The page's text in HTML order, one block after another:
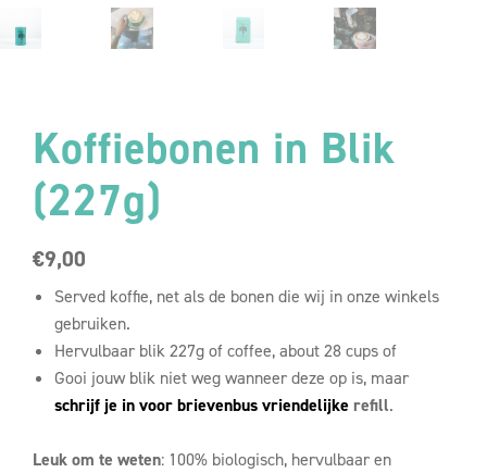
Koffiebonen in Blik
(227g)
€9,00
Served koffie, net als de bonen die wij in onze winkels
gebruiken.
Hervulbaar blik 227g of coffee, about 28 cups of
Gooi jouw blik niet weg wanneer deze op is, maar
schrijf je in voor brievenbus vriendelijke refill.
Leuk om te weten: 100% biologisch, hervulbaar en